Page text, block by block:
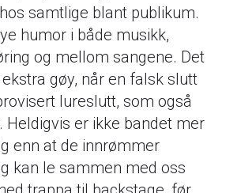
samtlige blant publikum.
humor i både musikk,
og mellom sangene. Det
gøy, når en falsk slutt
lureslutt, som også
Heldigvis er ikke bandet mer
enn at de innrømmer
kan le sammen med oss